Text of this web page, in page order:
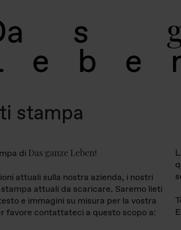
a s
e b e
stampa
di Das ganze Leben!
attuali sulla nostra azienda, i nostri
attuali da scaricare. Saremo lieti
e immagini su misura per la vostra
favore contattateci a questo scopo a: